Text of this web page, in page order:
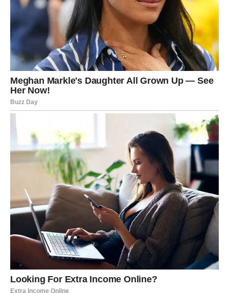
U emotivnom životu dolazi smirenje.
Ako ste u vezi, partner počinje da pokazuje više
konkretnih dokaza ljubavi. Manje reči – više dela. To je
ono što vam je oduvek trebalo. Razgovori postaju
iskreniji, planovi jasniji, a osećaj sigurnosti jači.
Ako ste slobodni, pred vama je susret sa osobom koja
donosi stabilnost, a ne haos. Neko ko vas neće terati da
se dokazujete, već će vas prihvatiti takve kakvi jeste.
Ovo je period u kojem shvatate da ne morate da pristajete
na manje samo zato što ste navikli da budete jaki.
Vi zaslužujete odnos u kojem ste cenjeni, a ne samo
potrebni.
UNUTRAŠNJA
TRANSFORMACIJA – NAJVEĆA